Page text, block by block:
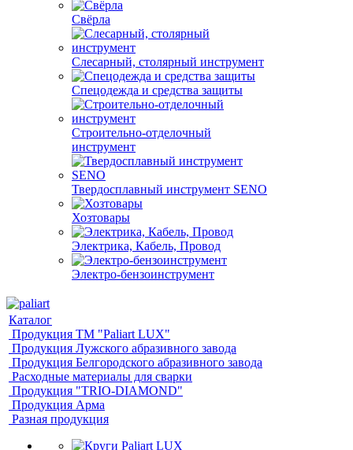
Свёрла
Слесарный, столярный инструмент
Спецодежда и средства защиты
Строительно-отделочный
инструмент
Твердосплавный инструмент SENO
Хозтовары
Электрика, Кабель, Провод
Электро-бензоинструмент
Каталог
Продукция ТМ "Paliart LUX"
Продукция Лужского абразивного завода
Продукция Белгородского абразивного завода
Расходные материалы для сварки
Продукция "TRIO-DIAMOND"
Продукция Арма
Разная продукция